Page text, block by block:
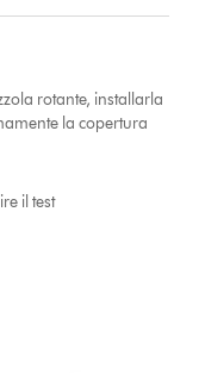
rotante, installarla
la copertura
il test